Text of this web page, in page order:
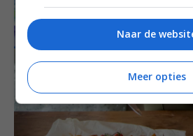
Naar de
Meer opties